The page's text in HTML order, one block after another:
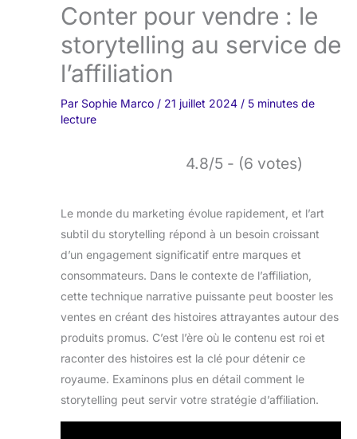
Conter pour vendre : le
storytelling au service de
l’affiliation
Par Sophie Marco / 21 juillet 2024 / 5 minutes de
lecture
4.8/5 - (6 votes)
Le monde du marketing évolue rapidement, et l’art
subtil du storytelling répond à un besoin croissant
d’un engagement significatif entre marques et
consommateurs. Dans le contexte de l’affiliation,
cette technique narrative puissante peut booster les
ventes en créant des histoires attrayantes autour des
produits promus. C’est l’ère où le contenu est roi et
raconter des histoires est la clé pour détenir ce
royaume. Examinons plus en détail comment le
storytelling peut servir votre stratégie d’affiliation.